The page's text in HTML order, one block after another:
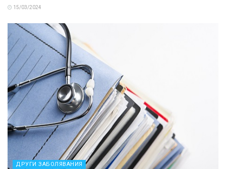
15/03/2024
ДРУГИ ЗАБОЛЯВАНИЯ